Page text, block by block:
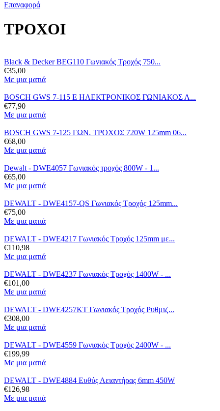
Επαναφορά
ΤΡΟΧΟΙ
Black & Decker BEG110 Γωνιακός Τροχός 750...
€35,00
Με μια ματιά
BOSCH GWS 7-115 E ΗΛΕΚΤΡΟΝΙΚΟΣ ΓΩΝΙΑΚΟΣ Λ...
€77,90
Με μια ματιά
BOSCH GWS 7-125 ΓΩΝ. ΤΡΟΧΟΣ 720W 125mm 06...
€68,00
Με μια ματιά
Dewalt - DWE4057 Γωνιακός τροχός 800W - 1...
€65,00
Με μια ματιά
DEWALT - DWE4157-QS Γωνιακός Τροχός 125mm...
€75,00
Με μια ματιά
DEWALT - DWE4217 Γωνιακός Τροχός 125mm με...
€110,98
Με μια ματιά
DEWALT - DWE4237 Γωνιακός Τροχός 1400W - ...
€101,00
Με μια ματιά
DEWALT - DWE4257KT Γωνιακός Τροχός Ρυθμιζ...
€308,00
Με μια ματιά
DEWALT - DWE4559 Γωνιακός Tροχός 2400W - ...
€199,99
Με μια ματιά
DEWALT - DWE4884 Ευθύς Λειαντήρας 6mm 450W
€126,98
Με μια ματιά